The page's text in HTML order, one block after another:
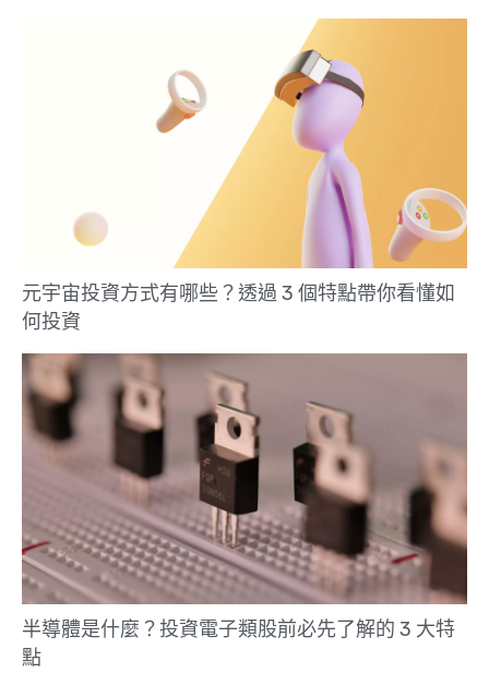
元宇宙投資方式有哪些？透過 3 個特點帶你看懂如
何投資
半導體是什麼？投資電子類股前必先了解的 3 大特
點